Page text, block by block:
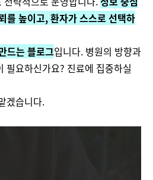
를 높이고, 환자가 스스로 선택하
드는 블로그입니다. 병원의 방향과
필요하신가요? 진료에 집중하실
겠습니다.